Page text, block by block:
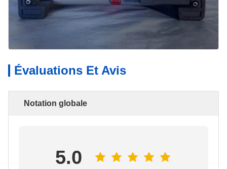
Évaluations Et Avis
Notation globale
5.0